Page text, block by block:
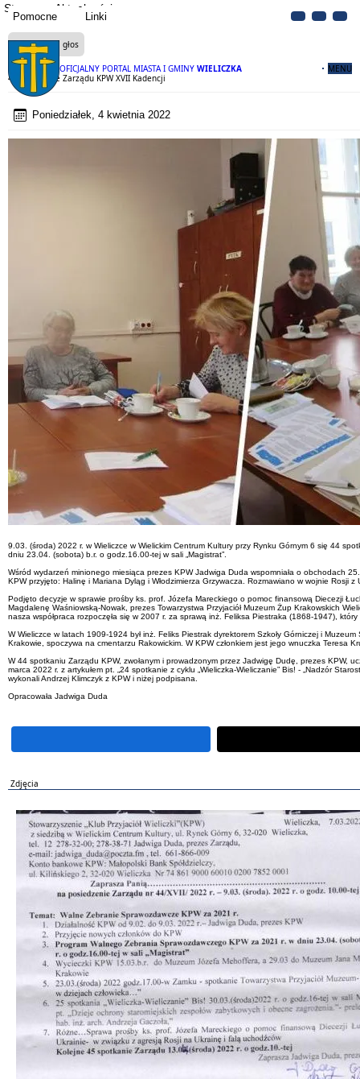
Pomocne Linki
OFICJALNY PORTAL MIASTA I GMINY WIELICZKA MENU
Strona Aktualności
Czytaj na głos
44. Spotkanie Zarządu KPW XVII Kadencji
Poniedziałek, 4 kwietnia 2022
9.03. (środa) 2022 r. w Wieliczce w Wielickim Centrum Kultury przy Rynku Górnym 6 się 44
dniu 23.04. (sobota) b.r. o godz.16.00-tej w sali „Magistrat”.
Wśród wydarzeń minionego miesiąca prezes KPW Jadwiga Duda wspomniała o obchodach
KPW przyjęto: Halinę i Mariana Dyląg i Włodzimierza Grzywacza. Rozmawiano w wojnie Rosji
Podjęto decyzje w sprawie prośby ks. prof. Józefa Mareckiego o pomoc finansową Diecezji
Magdalenę Waśniowską-Nowak, prezes Towarzystwa Przyjaciół Muzeum Żup Krakowskich
nasza współpraca rozpoczęła się w 2007 r. za sprawą inż. Feliksa Piestraka (1868-1947), który
W Wieliczce w latach 1909-1924 był inż. Feliks Piestrak dyrektorem Szkoły Górniczej i
Krakowie, spoczywa na cmentarzu Rakowickim. W KPW członkiem jest jego wnuczka Teresa
W 44 spotkaniu Zarządu KPW, zwołanym i prowadzonym przez Jadwigę Dudę, prezes KPW,
marca 2022 r. z artykułem pt. „24 spotkanie z cyklu „Wieliczka-Wieliczanie” Bis! - „Nadzór
wykonali Andrzej Klimczyk z KPW i niżej podpisana.
Opracowała Jadwiga Duda
Zdjęcia